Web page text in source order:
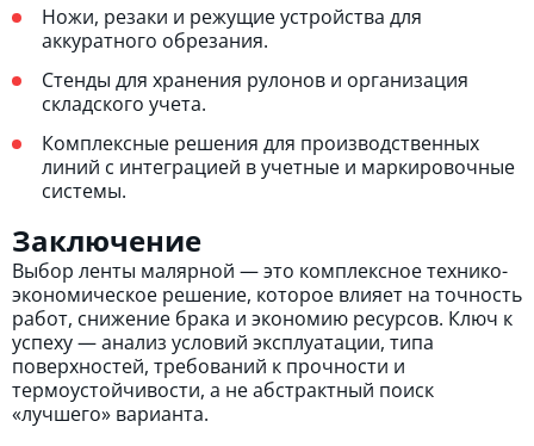
Ножи, резаки и режущие устройства для
аккуратного обрезания.
Стенды для хранения рулонов и организация
складского учета.
Комплексные решения для производственных
линий с интеграцией в учетные и маркировочные
системы.
Заключение
Выбор ленты малярной — это комплексное технико-
экономическое решение, которое влияет на точность
работ, снижение брака и экономию ресурсов. Ключ к
успеху — анализ условий эксплуатации, типа
поверхностей, требований к прочности и
термоустойчивости, а не абстрактный поиск
«лучшего» варианта.